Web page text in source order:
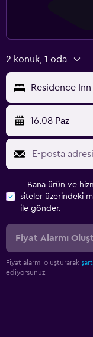
2 konuk, 1 oda
Residence
16.08 Paz
Bana ürün ve
siteler üzerindeki
ile gönder.
Fiyat Alarmı
Fiyat alarmı oluşturarak
ediyorsunuz